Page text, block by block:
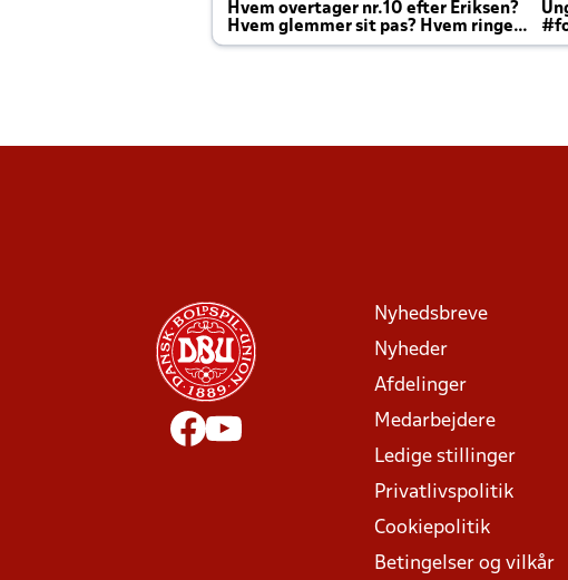
Hvem overtager nr.10 efter Eriksen?
Hvem glemmer sit pas? Hvem ringer
Joachim altid til efter kampe?
Nyhedsbreve
Nyheder
Afdelinger
Medarbejdere
Ledige stillinger
Privatlivspolitik
Cookiepolitik
Betingelser og vilkår